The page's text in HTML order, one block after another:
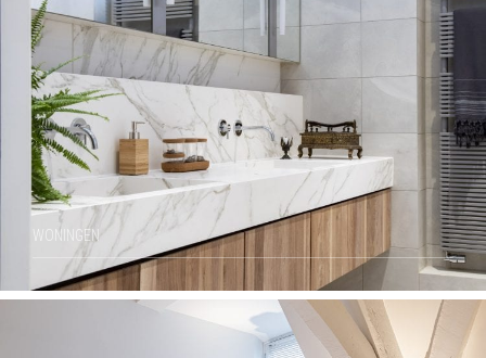
WONINGEN